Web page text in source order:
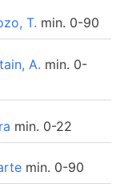
T. min. 0-90
A. min. 0-
min. 0-22
min. 0-90